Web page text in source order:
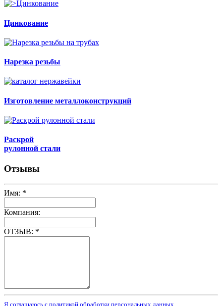
Цинкование
Нарезка резьбы
Изготовление металлоконструкций
Раскрой
рулонной стали
Отзывы
Имя: *
Компания:
ОТЗЫВ: *
Я соглашаюсь с политикой обработки персональных данных